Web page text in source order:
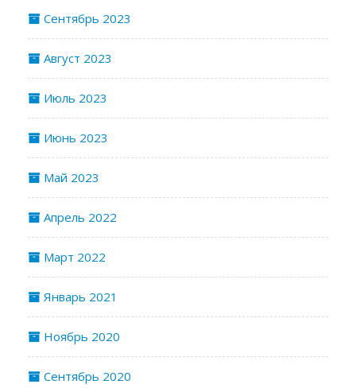
Сентябрь 2023
Август 2023
Июль 2023
Июнь 2023
Май 2023
Апрель 2022
Март 2022
Январь 2021
Ноябрь 2020
Сентябрь 2020